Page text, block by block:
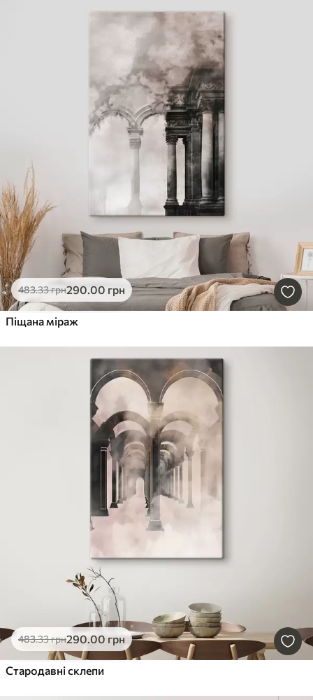
483.33грн290.00 грн
Піщана міраж
483.33грн290.00 грн
Стародавні склепи